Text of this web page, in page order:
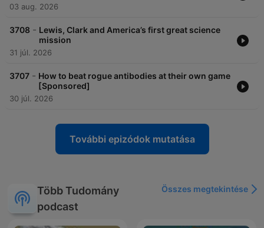
03 aug. 2026
3708 - Lewis, Clark and America’s first great science
mission
31 júl. 2026
3707 - How to beat rogue antibodies at their own game
[Sponsored]
30 júl. 2026
További epizódok mutatása
Több Tudomány
podcast
Összes megtekintése